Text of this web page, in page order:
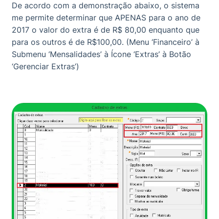
De acordo com a demonstração abaixo, o sistema
me permite determinar que APENAS para o ano de
2017 o valor do extra é de R$ 80,00 enquanto que
para os outros é de R$100,00. (Menu ‘Financeiro’ à
Submenu ‘Mensalidades’ à Ícone ‘Extras’ à Botão
‘Gerenciar Extras’)